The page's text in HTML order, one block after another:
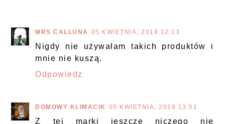
MRS CALLUNA 05 KWIETNIA, 2018 12:13
Nigdy nie używałam takich produktów i
mnie nie kuszą.
Odpowiedz
DOMOWY KLIMACIK 05 KWIETNIA, 2018 13:51
Z tej marki jeszcze niczego nie